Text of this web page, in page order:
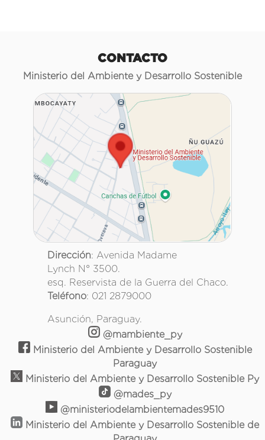
CONTACTO
Ministerio del Ambiente y Desarrollo Sostenible
Dirección: Avenida Madame
Lynch N° 3500.
esq. Reservista de la Guerra del Chaco.
Teléfono: 021 2879000
Asunción, Paraguay.
@mambiente_py
Ministerio del Ambiente y Desarrollo Sostenible
Paraguay
Ministerio del Ambiente y Desarrollo Sostenible Py
@mades_py
@ministeriodelambientemades9510
Ministerio del Ambiente y Desarrollo Sostenible de